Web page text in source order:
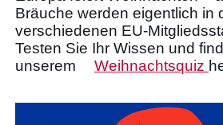
Bräuche werden eigentlich in
verschiedenen EU-
Testen Sie Ihr Wissen und
unserem
Weihnachtsquiz